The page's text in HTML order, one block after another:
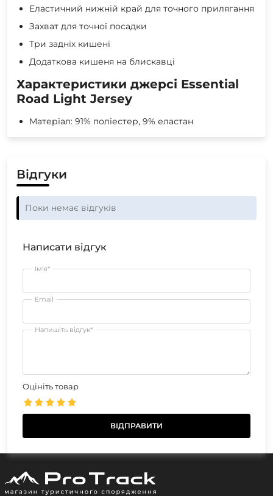
Еластичний нижній край для точного прилягання
Захват для точної посадки
Три задніх кишені
Додаткова кишеня на блискавці
Характеристики джерсі Essential
Road Light Jersey
Матеріал: 91% поліестер, 9% еластан
Відгуки
Поки немає відгуків
Написати відгук
Ім'я*
Email
Напишіть відгук*
Оцініть товар